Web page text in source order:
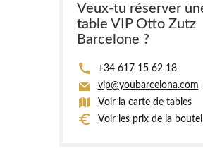
Veux-tu réserver
table VIP Otto Zutz
Barcelone ?
+34 617 15 62 18
vip@youbarcelona.com
Voir la carte de tables
Voir les prix de la